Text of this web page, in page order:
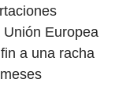
Europea
a una racha